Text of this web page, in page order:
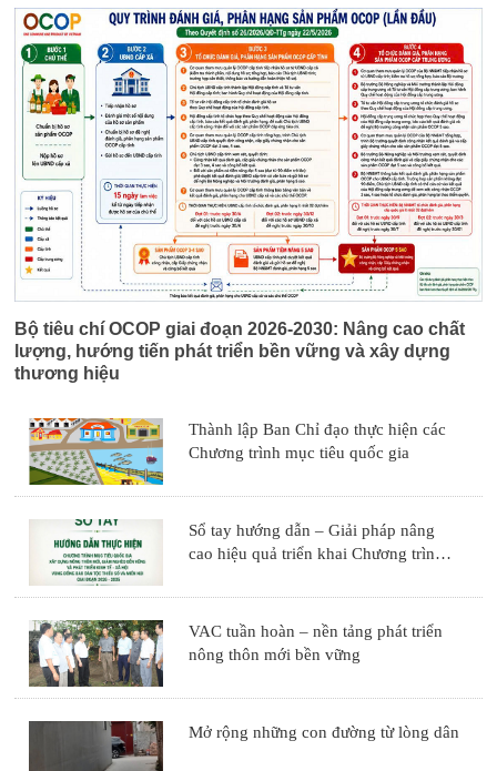
Công nhận các xã đạt chuẩn nông thôn mới kiểu mẫu đợt 2, năm 2024
241/QĐ-UBND
Quyết định công nhận xã đạt chuẩn nông thôn mới nâng cao năm 2022
240/QĐ-UBND
Quyết định công nhận xã đạt chuẩn nông thôn mới kiểu mẫu năm 2022
195/KH-UBND
Thực...
04/QĐ-BCĐ
MTQG tỉnh Hưng Yên gian đoạn 2021-2025
Bộ tiêu chí OCOP giai đoạn 2026-2030: Nâng cao chất
lượng, hướng tiến phát triển bền vững và xây dựng
thương hiệu
Thành lập Ban Chỉ đạo thực hiện các
Chương trình mục tiêu quốc gia
Sổ tay hướng dẫn – Giải pháp nâng
cao hiệu quả triển khai Chương trình
VAC tuần hoàn – nền tảng phát triển
nông thôn mới bền vững
Mở rộng những con đường từ lòng dân